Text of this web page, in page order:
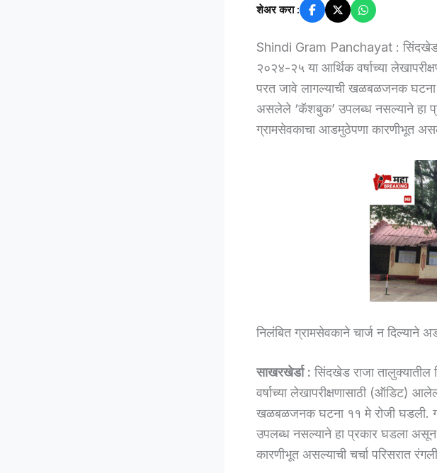
शेअर करा :
Shindi Gram Panchayat : सिंदखेड
२०२४-२५ या आर्थिक वर्षाच्या
परत जावे लागल्याची खळबळजनक घटना
असलेले ‘कॅशबुक’ उपलब्ध नसल्याने हा
ग्रामसेवकाचा आडमुठेपणा कारणीभूत
निलंबित ग्रामसेवकाने चार्ज न दिल्याने
साखरखेर्डा : सिंदखेड राजा तालुक्यातील
वर्षाच्या लेखापरीक्षणासाठी (ऑडिट)
खळबळजनक घटना ११ मे रोजी घडली.
उपलब्ध नसल्याने हा प्रकार घडला
कारणीभूत असल्याची चर्चा परिसरात